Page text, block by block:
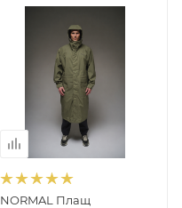
NORMAL Плащ